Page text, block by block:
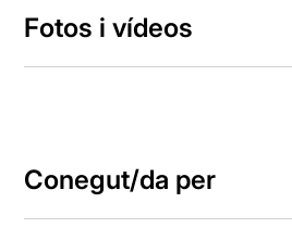
Fotos i vídeos
Conegut/da per